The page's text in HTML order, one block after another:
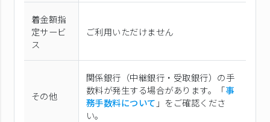
着金額指
定サービ
ス
ご利用いただけません
その他
関係銀行（中継銀行・受取銀行）の手
数料が発生する場合があります。「事
務手数料について 」をご確認くださ
い。